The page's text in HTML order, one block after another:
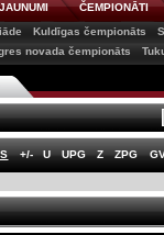
JAUNUMI
ČEMPIONĀTI
Kuldīgas čempionāts
novada čempionāts
+/- U UPG Z ZPG